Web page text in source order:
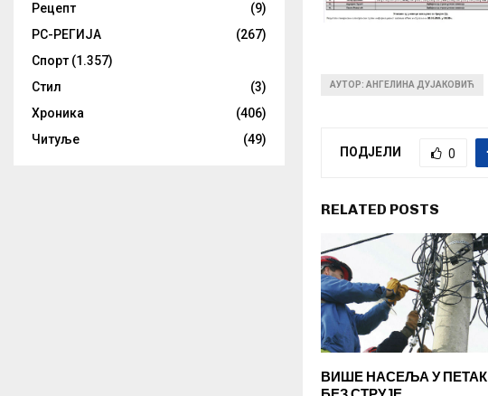
АУТОР: АНГЕЛИНА ДУЈАКОВИЋ
ПОДЈЕЛИ 0
RELATED POSTS
ВИШЕ НАСЕЉА У ПЕТАК
Рецепт
(9)
РС-РЕГИЈА
(267)
Спорт (1.357)
Стил
(3)
Хроника
(406)
Читуље
(49)